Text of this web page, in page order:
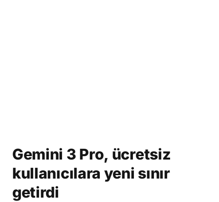
Gemini 3 Pro, ücretsiz
kullanıcılara yeni sınır
getirdi